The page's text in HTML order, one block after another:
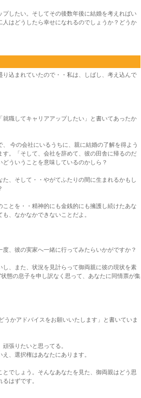
したい。そしてその後数年後に結婚を考えればい
はどうしたら幸せになれるのでしょうか？どうか
込まれていたので・・私は、しばし、考え込んで
職してキャリアアップしたい」と書いてあったか
今の会社にいるうちに、親に結婚の了解を得よう
。「そして、会社を辞めて、彼の田舎に帰るのだ
ういうことを意味しているのかしら？
、そして・・やがてふたりの間に生まれるかもし
とを・・精神的にも金銭的にも擁護し続けたあな
、なかなかできないことだよ。
、彼の実家へ一緒に行ってみたらいかがですか？
、また、状況を見計らって御両親に彼の現状を素
態の息子を申し訳なく思って、あなたに同情票が集
かアドバイスをお願いいたします」と書いていま
張りたいと思ってる。
、選択権はあなたにあります。
でしょう。そんなあなたを見た、御両親はどう思
はずです。